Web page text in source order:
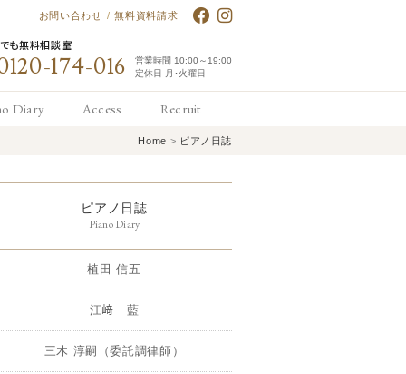
お問い合わせ / 無料資料請求
も無料相談室
174-016
営業時間 10:00～19:00
定休日 月･火曜日
Diary Access Recruit
求人情報
Home > ピアノ日誌
ピアノ日誌
Piano Diary
植田 信五
江﨑 藍
三木 淳嗣（委託調律師）